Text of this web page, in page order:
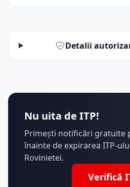
Detalii
Nu uita de ITP!
Primești notificări gratuite
înainte de expirarea ITP-
Rovinietei.
Verifică